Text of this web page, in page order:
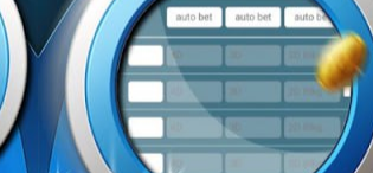
Skip
to
content